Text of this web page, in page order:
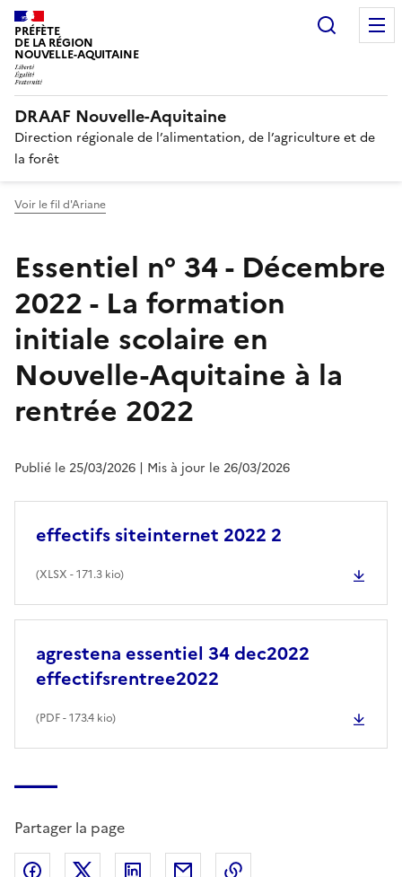
PRÉFÈTE
DE LA RÉGION
NOUVELLE-AQUITAINE
DRAAF Nouvelle-Aquitaine
Direction régionale de l’alimentation, de l’agriculture et de
la forêt
Voir le fil d'Ariane
Essentiel n° 34 - Décembre
2022 - La formation
initiale scolaire en
Nouvelle-Aquitaine à la
rentrée 2022
Publié le 25/03/2026 | Mis à jour le 26/03/2026
effectifs siteinternet 2022 2
(XLSX - 171.3 kio)
agrestena essentiel 34 dec2022
effectifsrentree2022
(PDF- 173.4 kio)
Partager la page
Partager sur Facebook
Partager sur X (anciennement Twitter)
Partager sur LinkedIn
Partager par email